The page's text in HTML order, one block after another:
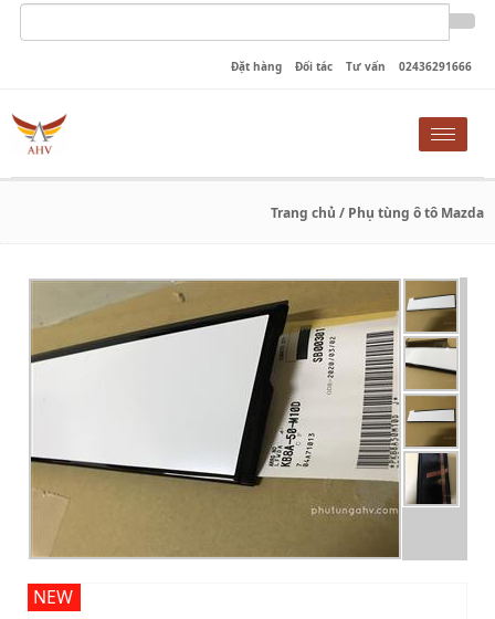
Đặt hàng Đối tác Tư vấn 02436291666
Toggle
Trang chủ / Phụ tùng ô tô Mazda
NEW